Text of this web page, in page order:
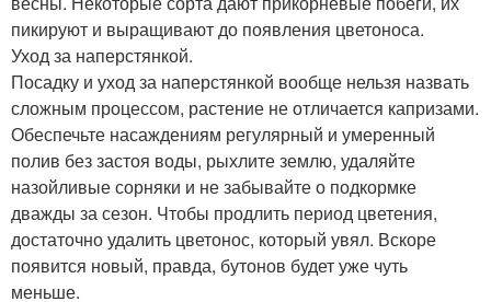
пикируют и выращивают до появления цветоноса.
Уход за наперстянкой.
Посадку и уход за наперстянкой вообще нельзя назвать
сложным процессом, растение не отличается капризами.
Обеспечьте насаждениям регулярный и умеренный
полив без застоя воды, рыхлите землю, удаляйте
назойливые сорняки и не забывайте о подкормке
дважды за сезон. Чтобы продлить период цветения,
достаточно удалить цветонос, который увял. Вскоре
появится новый, правда, бутонов будет уже чуть
меньше.